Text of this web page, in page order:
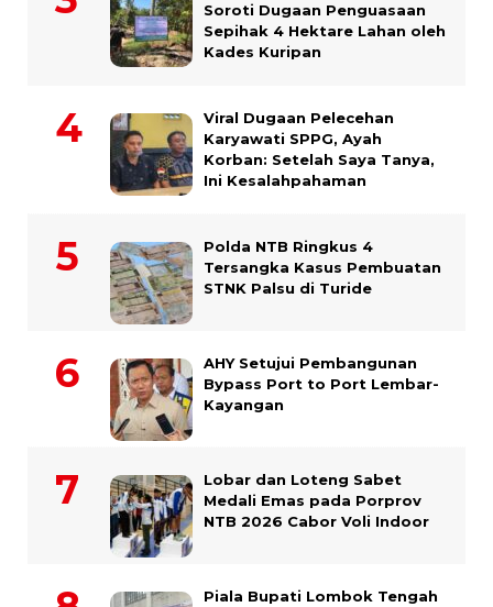
Soroti Dugaan Penguasaan
Sepihak 4 Hektare Lahan oleh
Kades Kuripan
Viral Dugaan Pelecehan
Karyawati SPPG, Ayah
Korban: Setelah Saya Tanya,
Ini Kesalahpahaman
Polda NTB Ringkus 4
Tersangka Kasus Pembuatan
STNK Palsu di Turide
AHY Setujui Pembangunan
Bypass Port to Port Lembar-
Kayangan
Lobar dan Loteng Sabet
Medali Emas pada Porprov
NTB 2026 Cabor Voli Indoor
Piala Bupati Lombok Tengah